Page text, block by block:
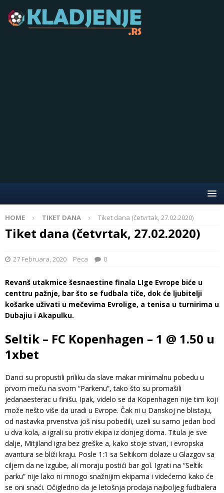
HOME TIKET DANA Tiket dana (četvrtak, 27.02.2020)
Tiket dana (četvrtak, 27.02.2020)
27 Februara, 2020 Peca 0
Revanš utakmice šesnaestine finala LIge Evrope biće u
centtru pažnje, bar što se fudbala tiče, dok će ljubitelji
košarke uživati u mečevima Evrolige, a tenisa u turnirima u
Dubajiu i Akapulku.
Seltik – FC Kopenhagen – 1 @ 1.50 u
1xbet
Danci su propustili priliku da slave makar minimalnu pobedu u
prvom meču na svom “Parkenu”, tako što su promašili
jedanaesterac u finišu. Ipak, videlo se da Kopenhagen nije tim koji
može nešto više da uradi u Evrope. Čak ni u Danskoj ne blistaju,
od nastavka prvenstva još nisu pobedili, uzeli su samo jedan bod
u dva kola, a igrali su protiv ekipa iz donjeg doma. Titula je sve
dalje, Mitjiland igra bez greške a, kako stoje stvari, i evropska
avantura se bliži kraju. Posle 1:1 sa Seltikom dolaze u Glazgov sa
ciljem da ne izgube, ali moraju postići bar gol. Igrati na “Seltik
parku” nije lako ni mnogo snažnijim ekipama i videćemo kako će
se oni snaći. Očigledno da je letošnja prodaja najboljeg fudbalera